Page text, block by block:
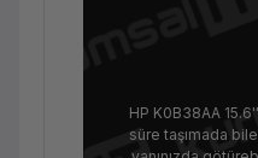
HP K0B38AA
süre taşımada